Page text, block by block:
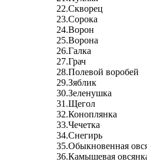
22.Скворец
23.Сорока
24.Ворон
25.Ворона
26.Галка
27.Грач
28.Полевой воробей
29.Зяблик
30.Зеленушка
31.Щегол
32.Коноплянка
33.Чечетка
34.Снегирь
35.Обыкновенная
36.Камышевая